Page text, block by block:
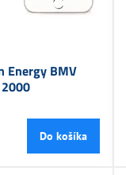
Energy BMV
Do košíka